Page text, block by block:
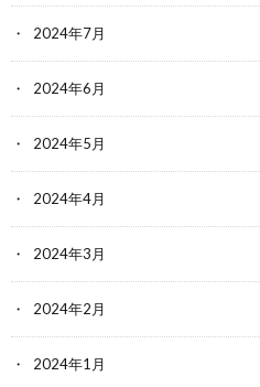
2024年7月
2024年6月
2024年5月
2024年4月
2024年3月
2024年2月
2024年1月